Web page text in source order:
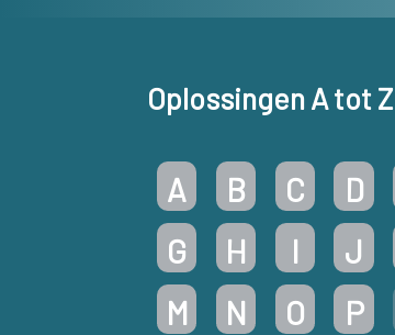
Oplossingen A tot Z
A B C D
G
H I J
M
N O P